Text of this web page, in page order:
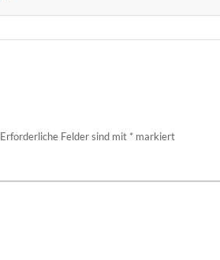
Erforderliche Felder sind mit * markiert